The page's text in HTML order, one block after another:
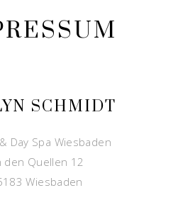
SCHMIDT
Day Spa Wiesbaden
den Quellen 12
Wiesbaden